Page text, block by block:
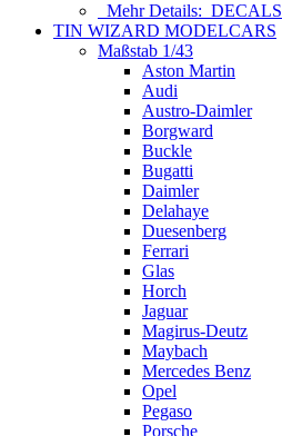
Mehr Details: DECALS
TIN WIZARD MODELCARS
Maßstab 1/43
Aston Martin
Audi
Austro-Daimler
Borgward
Buckle
Bugatti
Daimler
Delahaye
Duesenberg
Ferrari
Glas
Horch
Jaguar
Magirus-Deutz
Maybach
Mercedes Benz
Opel
Pegaso
Porsche